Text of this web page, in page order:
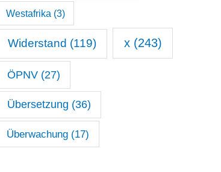
Westafrika (3)
Widerstand (119) x(243)
ÖPNV(27)
Übersetzung (36)
Überwachung (17)